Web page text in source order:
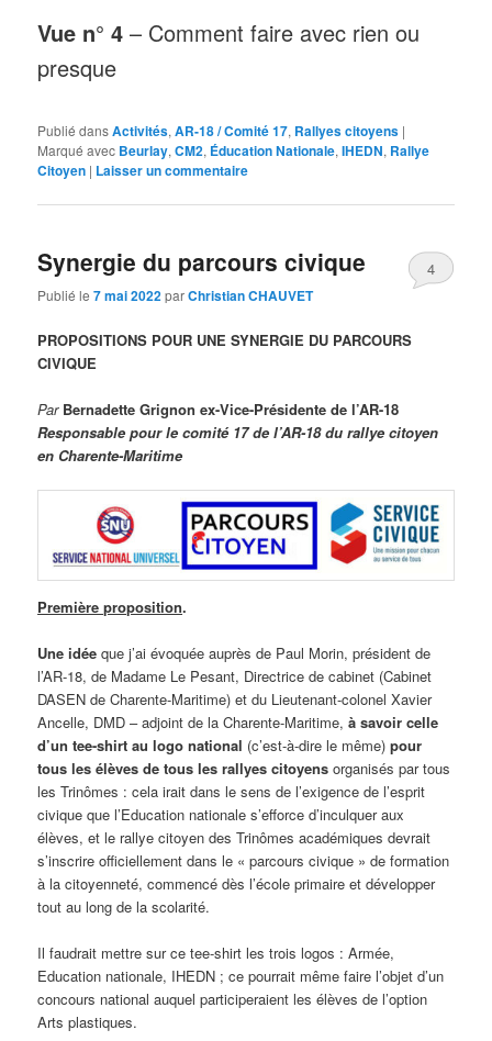
Vue n° 4 – Comment faire avec rien ou
presque
Publié dansActivités,AR-18 / Comité 17, Rallyes citoyens |
Marqué avec Beurlay,CM2, Éducation Nationale,IHEDN, Rallye
Citoyen | Laisser un commentaire
Synergie du parcours civique
Publié le7 mai 2022parChristian CHAUVET
4
PROPOSITIONS POUR UNE SYNERGIE DU PARCOURS
CIVIQUE
Par Bernadette Grignon ex-Vice-Présidente de l’AR-18
Responsable pour le comité 17 de l’AR-18 du rallye citoyen
en Charente-Maritime
Première proposition.
Une idée que j’ai évoquée auprès de Paul Morin, président de
l’AR-18, de Madame Le Pesant, Directrice de cabinet (Cabinet
DASEN de Charente-Maritime) et du Lieutenant-colonel Xavier
Ancelle, DMD – adjoint de la Charente-Maritime,à savoir celle
d’un tee-shirt au logo national (c’est-à-dire le même)pour
tous les élèves de tous les rallyes citoyens organisés par tous
les Trinômes : cela irait dans le sens de l’exigence de l’esprit
civique que l’Education nationale s’efforce d’inculquer aux
élèves, et le rallye citoyen des Trinômes académiques devrait
s’inscrire officiellement dans le « parcours civique » de formation
à la citoyenneté, commencé dès l’école primaire et développer
tout au long de la scolarité.
Il faudrait mettre sur ce tee-shirt les trois logos : Armée,
Education nationale, IHEDN ; ce pourrait même faire l’objet d’un
concours national auquel participeraient les élèves de l’option
Arts plastiques.